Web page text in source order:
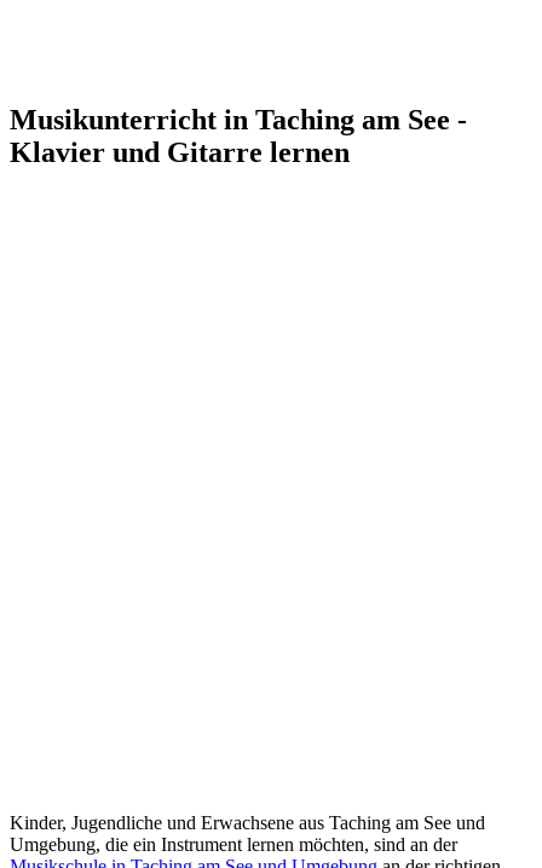
Musikunterricht in Taching am See -
Klavier und Gitarre lernen
Kinder, Jugendliche und Erwachsene aus Taching am See und
Umgebung, die ein Instrument lernen möchten, sind an der